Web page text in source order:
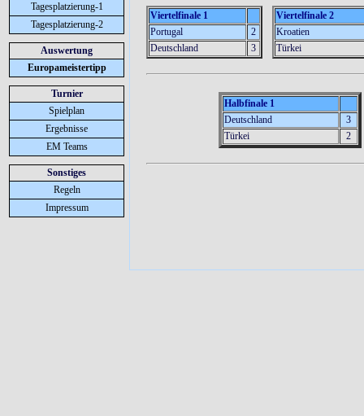
Tagesplatzierung-1
Tagesplatzierung-2
Auswertung
Europameistertipp
Turnier
Spielplan
Ergebnisse
EM Teams
Sonstiges
Regeln
Impressum
Viertelfinale 1
Portugal
2
Deutschland
3
Viertelfinale 2
Kroatien
Türkei
Halbfinale 1
Deutschland
3
Türkei
2